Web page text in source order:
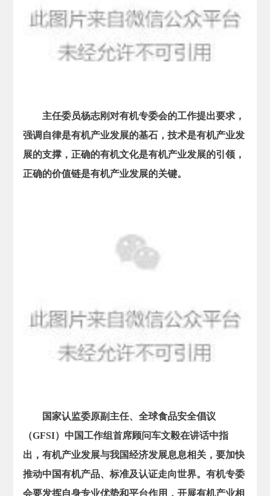
主任委员杨志刚对有机专委会的工作提出要求，
强调自律是有机产业发展的基石，技术是有机产业发
展的支撑，正确的有机文化是有机产业发展的引领，
正确的价值链是有机产业发展的关键。
国家认监委原副主任、全球食品安全倡议
（GFSI）中国工作组首席顾问车文毅在讲话中指
出，有机产业发展与我国经济发展息息相关，要加快
推动中国有机产品、标准及认证走向世界。有机专委
会要发挥自身专业优势和平台作用，开展有机产业相